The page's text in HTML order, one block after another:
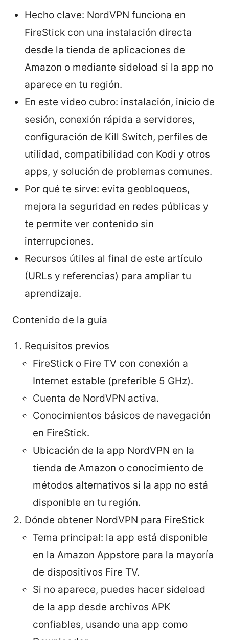
Hecho clave: NordVPN funciona en
FireStick con una instalación directa
desde la tienda de aplicaciones de
Amazon o mediante sideload si la app no
aparece en tu región.
En este video cubro: instalación, inicio de
sesión, conexión rápida a servidores,
configuración de Kill Switch, perfiles de
utilidad, compatibilidad con Kodi y otros
apps, y solución de problemas comunes.
Por qué te sirve: evita geobloqueos,
mejora la seguridad en redes públicas y
te permite ver contenido sin
interrupciones.
Recursos útiles al final de este artículo
(URLs y referencias) para ampliar tu
aprendizaje.
Contenido de la guía
Requisitos previos
FireStick o Fire TV con conexión a
Internet estable (preferible 5 GHz).
Cuenta de NordVPN activa.
Conocimientos básicos de navegación
en FireStick.
Ubicación de la app NordVPN en la
tienda de Amazon o conocimiento de
métodos alternativos si la app no está
disponible en tu región.
Dónde obtener NordVPN para FireStick
Tema principal: la app está disponible
en la Amazon Appstore para la mayoría
de dispositivos Fire TV.
Si no aparece, puedes hacer sideload
de la app desde archivos APK
confiables, usando una app como